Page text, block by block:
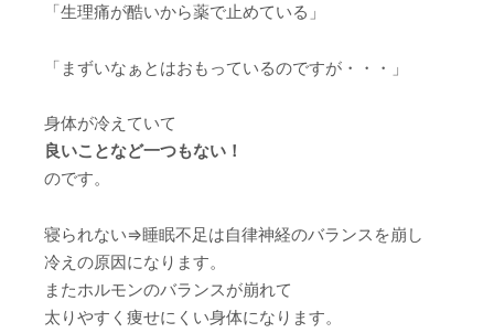
「生理痛が酷いから薬で止めている」
「まずいなぁとはおもっているのですが・・・」
身体が冷えていて
良いことなど一つもない！
のです。
寝られない⇒睡眠不足は自律神経のバランスを崩し
冷えの原因になります。
またホルモンのバランスが崩れて
太りやすく痩せにくい身体になります。